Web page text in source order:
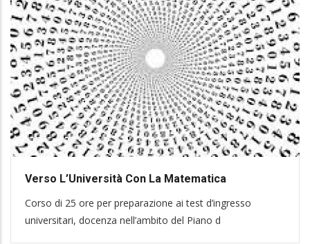
Verso L’Università Con La Matematica
Corso di 25 ore per preparazione ai test d’ingresso
universitari, docenza nell’ambito del Piano d